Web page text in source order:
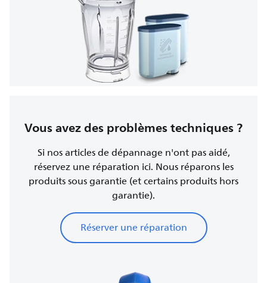
Vous avez des problèmes techniques ?
Si nos articles de dépannage n'ont pas aidé,
réservez une réparation ici. Nous réparons les
produits sous garantie (et certains produits hors
garantie).
Réserver une réparation